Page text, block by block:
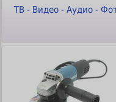
ТВ - Видео - Аудио -